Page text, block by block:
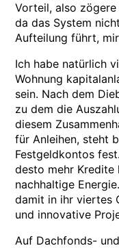
Vorteil, also
da das System
Aufteilung führt,
Ich habe natürlich
Wohnung
sein. Nach dem
zu dem die
diesem
für Anleihen, steht
Festgeldkontos
desto mehr Kredite
nachhaltige
damit in ihr viertes
und innovative
Auf Dachfonds-